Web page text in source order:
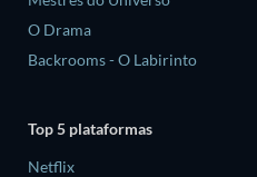
O Drama
Backrooms - O Labirinto
Top 5 plataformas
Netflix